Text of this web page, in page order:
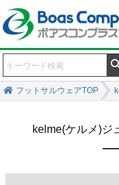
フットサルウェアTOP
kelme(ケルメ)ジ